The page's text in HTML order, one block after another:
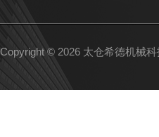
Copyright © 2026 太仓希德机械